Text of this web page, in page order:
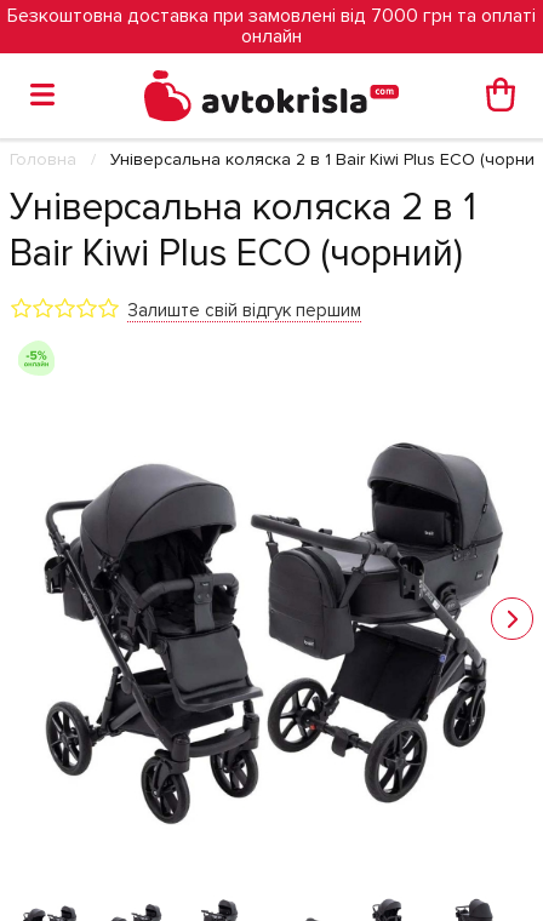
Безкоштовна доставка при замовлені від 7000 грн та оплаті
онлайн
Головна Універсальна коляска 2 в 1 Bair Kiwi Plus ECO
Універсальна коляска 2 в 1
Bair Kiwi Plus ECO (чорний)
Залиште свій відгук першим